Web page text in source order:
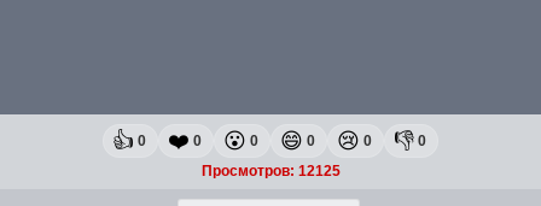
👍 0 ❤️ 0 😮 0 😄 0 😢 0 👎 0
Просмотров: 12125